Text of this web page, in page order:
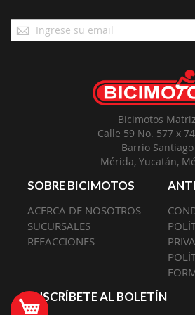
Mi Carrito
Suscríbase
a
Bicimotos Matriz
Calle 59 No. 577 x
Barrio Santiago
Mérida, Yucatán,
SOBRE BICIMOTOS
ACERCA DE NOSOTROS
SUCURSALES
REFACCIONES
SUSCRÍBETE AL BOLETÍN